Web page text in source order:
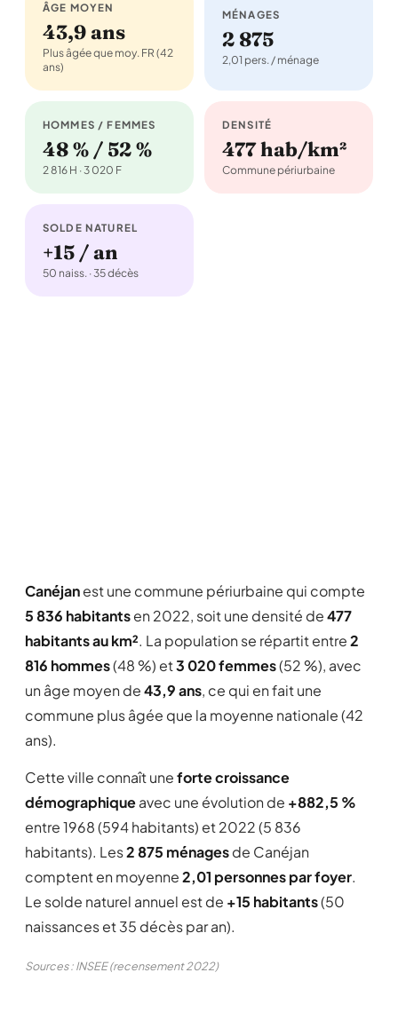
ÂGE MOYEN
43,9 ans
Plus âgée que moy. FR (42
ans)
MÉNAGES
2 875
2,01 pers. / ménage
HOMMES / FEMMES
48 % / 52 %
2 816 H · 3 020 F
DENSITÉ
477 hab/km²
Commune périurbaine
SOLDE NATUREL
+15 / an
50 naiss. · 35 décès
Canéjanest une commune périurbaine qui compte
5 836 habitantsen 2022, soit une densité de477
habitants au km². La population se répartit entre2
816 hommes(48 %) et3 020 femmes(52 %), avec
un âge moyen de43,9 ans, ce qui en fait une
commune plus âgée que la moyenne nationale (42
ans).
Cette ville connaît uneforte croissance
démographiqueavec une évolution de +882,5 %
entre 1968 (594 habitants) et 2022 (5 836
habitants). Les2 875 ménagesde Canéjan
comptent en moyenne2,01 personnes par foyer.
Le solde naturel annuel est de +15 habitants(50
naissances et 35 décès par an).
Sources : INSEE (recensement 2022)